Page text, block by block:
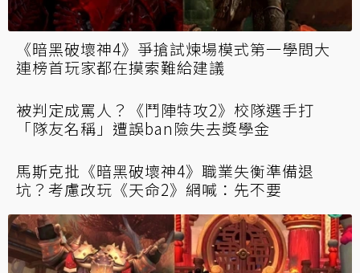
造7呎D.Va雕像 將推遊戲內造型
《暗黑破壞神4》爭搶試煉場模式第一學問大
連榜首玩家都在摸索難給建議